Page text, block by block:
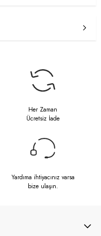
Her Zaman
Ücretsiz İade
Yardıma ihtiyacınız varsa
bize ulaşın.